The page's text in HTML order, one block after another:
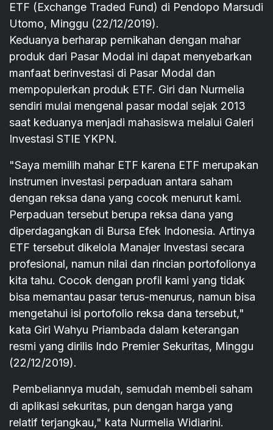
ETF (Exchange Traded Fund) di Pendopo Marsudi
Utomo, Minggu (22/12/2019).
Keduanya berharap pernikahan dengan mahar
produk dari Pasar Modal ini dapat menyebarkan
manfaat berinvestasi di Pasar Modal dan
mempopulerkan produk ETF. Giri dan Nurmelia
sendiri mulai mengenal pasar modal sejak 2013
saat keduanya menjadi mahasiswa melalui Galeri
Investasi STIE YKPN.
"Saya memilih mahar ETF karena ETF merupakan
instrumen investasi perpaduan antara saham
dengan reksa dana yang cocok menurut kami.
Perpaduan tersebut berupa reksa dana yang
diperdagangkan di Bursa Efek Indonesia. Artinya
ETF tersebut dikelola Manajer Investasi secara
profesional, namun nilai dan rincian portofolionya
kita tahu. Cocok dengan profil kami yang tidak
bisa memantau pasar terus-menurus, namun bisa
mengetahui isi portofolio reksa dana tersebut,"
kata Giri Wahyu Priambada dalam keterangan
resmi yang dirilis Indo Premier Sekuritas, Minggu
(22/12/2019).
Pembeliannya mudah, semudah membeli saham
di aplikasi sekuritas, pun dengan harga yang
relatif terjangkau," kata Nurmelia Widiarini.